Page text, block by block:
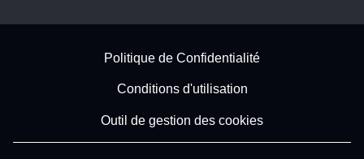
Footer - SubfooterPolitique de Confidentialité
Conditions d'utilisation
Outil de gestion des cookies